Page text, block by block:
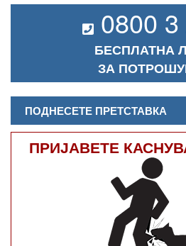
0800
БЕСПЛАТНА
ЗА
ПОДНЕСЕТЕ ПРЕТСТАВКА
ПРИЈАВЕТЕ